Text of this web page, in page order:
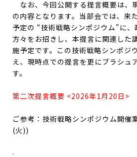
なお、今回公開する提言概要は、
の内容となります。当部会では、来
予定の “技術戦略シンポジウム”に
方々をお招きし、本提言に関連した
施予定です。この技術戦略シンポジ
え、現時点での提言を更にブラシュ
す。
第二次提言概要 <2026年1月20日>
ご参考：技術戦略シンポジウム開催
(火))
.